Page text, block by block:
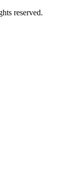
reserved.